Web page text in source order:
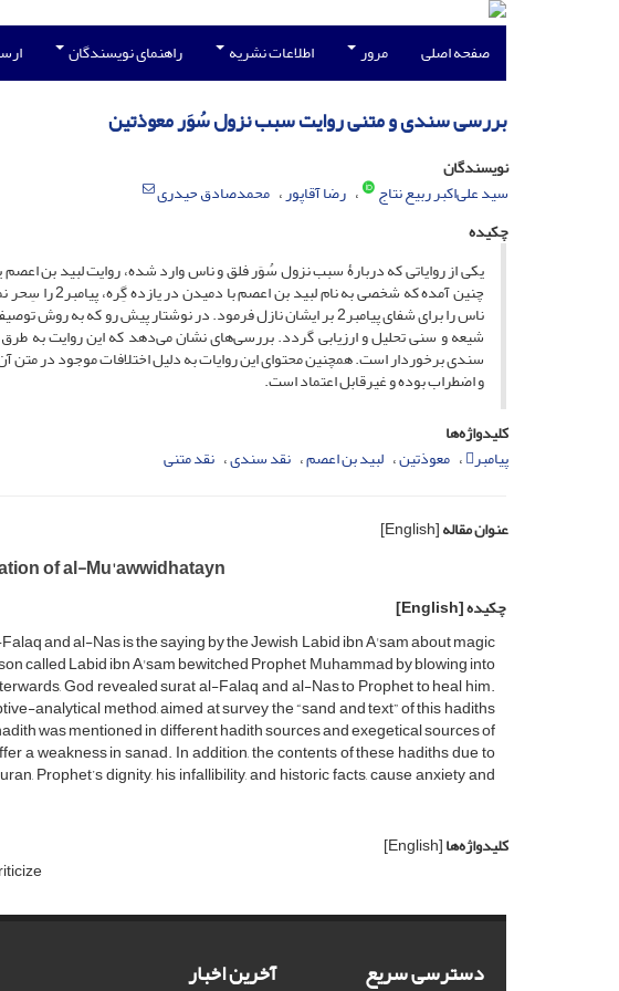
صفحه اصلی مرور اطلاعات نشریه راهنمای نویسندگان
بررسی سندی و متنی روایت سبب نزول سُوَر معوذتین
نویسندگان
سید علی‌اکبر ربیع نتاج
رضا آقاپور محمدصادق حیدری
چکیده
یکی از روایاتی که دربارۀ سبب نزول سُوَر فلق و ناس وارد شده، روایت لبید بن
چنین آمده که
ناس را برای شفای پیامبر2 بر ایشان نازل فرمود. در نوشتار پیش ‌رو
شیعه و سنی تحلیل و ارزیابی گردد. بررسی‌های نشان می‌دهد که این روایت به
و اضطراب بوده و غیرقابل اعتماد است.
کلیدواژه‌ها
پیامبر
معوذتین لبید بن اعصم نقد سندی نقد متنی
عنوان مقاله[English]
of al-Mu'awwidhatayn
چکیده[English]
and al-Nas is the saying by the Jewish Labid ibn A'sam about magic
called Labid ibn A'sam bewitched Prophet Muhammad by blowing into
God revealed surat al-Falaq and al-Nas to Prophet to heal him.
analytical method, aimed at survey the “sand and text” of this hadiths
was mentioned in different hadith sources and exegetical sources of
a weakness in sanad. In addition, the contents of these hadiths due to
Prophet’s dignity, his infallibility, and historic facts, cause anxiety and
کلیدواژه‌ها[English]
دسترسی سریع آخرین اخبار